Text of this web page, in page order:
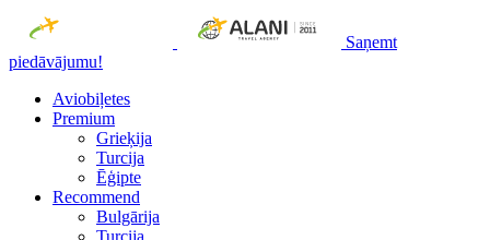
Saņemt
piedāvājumu!
Aviobiļetes
Premium
Grieķija
Turcija
Ēģipte
Recommend
Bulgārija
Turcija